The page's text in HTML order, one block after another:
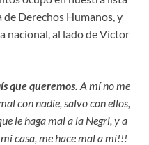
Derechos Humanos, y
nacional, al lado de Víctor
que queremos. A mí no me
con nadie, salvo con ellos,
le haga mal a la Negri, y a
casa, me hace mal a mí!!!